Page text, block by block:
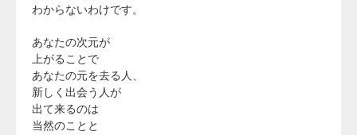
わからないわけです。
あなたの次元が
上がることで
あなたの元を去る人、
新しく出会う人が
出て来るのは
当然のことと